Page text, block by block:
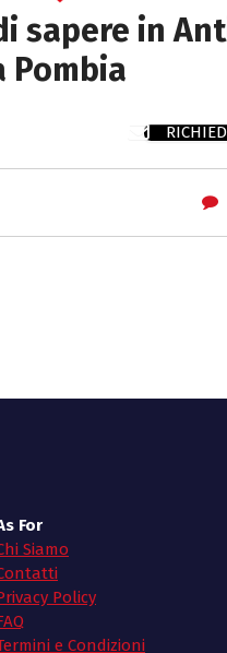
sapere in
Pombia
For
Siamo
Policy
e Condizioni